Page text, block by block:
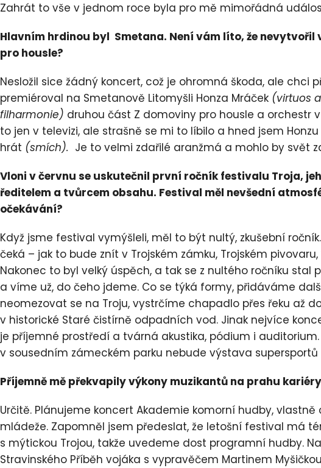
Zahrát to vše v jednom roce byla pro mě mimořádná
Hlavním hrdinou byl Smetana. Není vám líto, že
pro housle?
Nesložil sice žádný koncert, což je ohromná škoda, ale chci
premiéroval na Smetanově Litomyšli Honza Mráček (virtuos
filharmonie) druhou část Z domoviny pro housle a orchestr
to jen v televizi, ale strašně se mi to líbilo a hned jsem
hrát (smích). Je to velmi zdařilé aranžmá a mohlo by svět
Vloni v červnu se uskutečnil první ročník festivalu Troja,
ředitelem a tvůrcem obsahu. Festival měl nevšední
očekávání?
Když jsme festival vymýšleli, měl to být nultý, zkušební
čeká – jak to bude znít v Trojském zámku, Trojském
Nakonec to byl velký úspěch, a tak se z nultého ročníku stal
a víme už, do čeho jdeme. Co se týká formy, přidáváme
neomezovat se na Troju, vystrčíme chapadlo přes řeku až
v historické Staré čistírně odpadních vod. Jinak nejvíce
je příjemné prostředí a tvárná akustika, pódium i
v sousedním zámeckém parku nebude výstava supersportů
Příjemně mě překvapily výkony muzikantů na prahu
Určitě. Plánujeme koncert Akademie komorní hudby,
mládeže. Zapomněl jsem předeslat, že letošní festival má
s mýtickou Trojou, takže uvedeme dost programní hudby.
Stravinského Příběh vojáka s vypravěčem Martinem